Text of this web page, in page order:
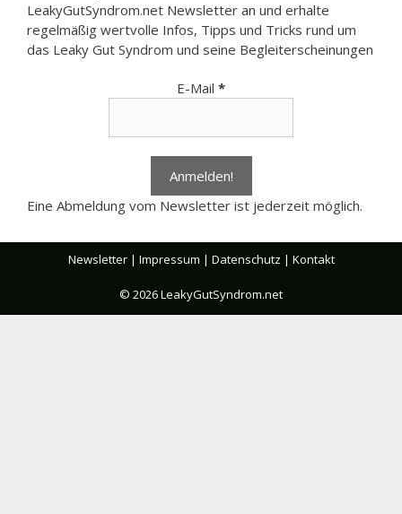
LeakyGutSyndrom.net Newsletter an und erhalte
regelmäßig wertvolle Infos, Tipps und Tricks rund um
das Leaky Gut Syndrom und seine Begleiterscheinungen
E-Mail *
Eine Abmeldung vom Newsletter ist jederzeit möglich.
Newsletter| Impressum | Datenschutz | Kontakt
© 2026 LeakyGutSyndrom.net